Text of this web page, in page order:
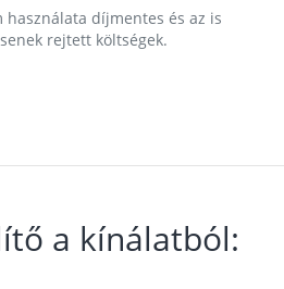
használata díjmentes és az is
rejtett költségek.
a kínálatból: